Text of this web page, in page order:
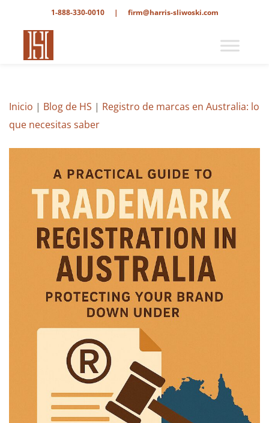
1-888-330-0010 | firm@harris-sliwoski.com
Inicio | Blog de HS | Registro de marcas en Australia: lo
que necesitas saber